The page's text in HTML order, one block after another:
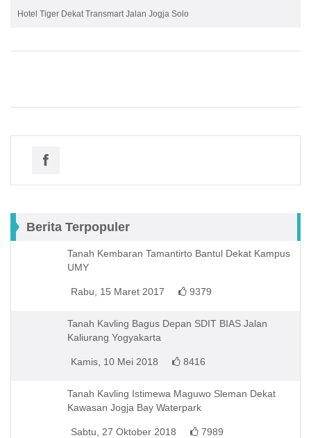
Hotel Tiger Dekat Transmart Jalan Jogja Solo
Berita Terpopuler
Tanah Kembaran Tamantirto Bantul Dekat Kampus
UMY
Rabu, 15 Maret 2017 9379
Tanah Kavling Bagus Depan SDIT BIAS Jalan
Kaliurang Yogyakarta
Kamis, 10 Mei 2018 8416
Tanah Kavling Istimewa Maguwo Sleman Dekat
Kawasan Jogja Bay Waterpark
Sabtu, 27 Oktober 2018 7989